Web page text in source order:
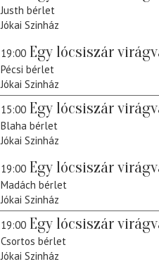
Justh bérlet
Jókai Szinház
19:00 Egy lócsiszár
Pécsi bérlet
Jókai Szinház
15:00 Egy lócsiszár
Blaha bérlet
Jókai Szinház
19:00 Egy lócsiszár
Madách bérlet
Jókai Szinház
19:00 Egy lócsiszár
Csortos bérlet
Jókai Szinház